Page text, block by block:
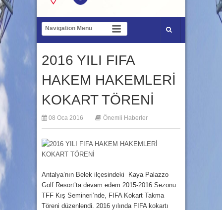
2016 YILI FIFA
HAKEM HAKEMLERİ
KOKART TÖRENİ
08 Oca 2016 Önemli Haberler
Antalya’nın Belek ilçesindeki Kaya Palazzo
Golf Resort’ta devam edem 2015-2016 Sezonu
TFF Kış Semineri’nde, FIFA Kokart Takma
Töreni düzenlendi. 2016 yılında FIFA kokartı